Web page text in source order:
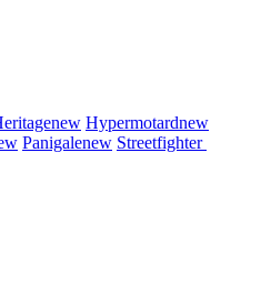
new Hypermotardnew
Panigalenew Streetfighter